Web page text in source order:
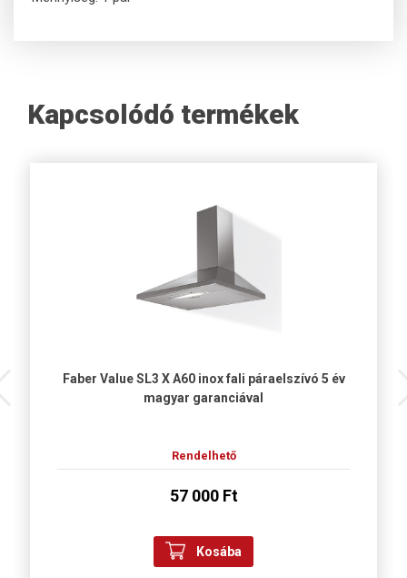
Kapcsolódó termékek
Faber Value SL3 X A60 inox fali páraelszívó 5 év
magyar garanciával
Rendelhető
57 000 Ft
Kosába